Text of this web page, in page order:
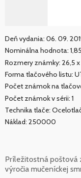
Deň vydania: 06. 09.
Nominálna hodnota:
Rozmery známky: 26,5
Forma tlačového listu:
Počet známok na
Počet známok v sérii: 1
Technika tlače:
Náklad: 250000
Príležitostná poštová
výročia mučeníckej